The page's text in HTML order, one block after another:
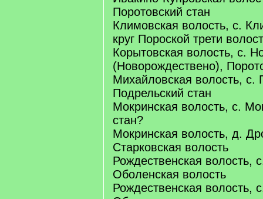
Поротовский стан
Климовская волость, с.
круг Пороской трети
Корытовская волость, с.
(Новорождествено),
Михайловская волость, с.
Подрельский стан
Мокринская волость, с.
стан?
Мокринская волость, д.
Старковская волость
Рождественская волость,
Оболенская волость
Рождественская волость,